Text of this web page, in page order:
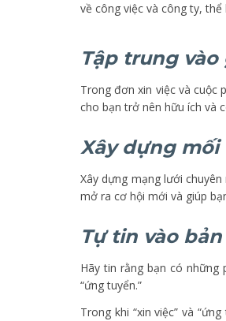
về công việc và công ty,
Tập trung
Trong đơn xin việc và cuộc
cho bạn trở nên hữu ích và
Xây dựng mối
Xây dựng mạng lưới
mở ra cơ hội mới và giúp
Tự tin vào
Hãy tin rằng bạn có những
“ứng tuyển.”
Trong khi “xin việc” và